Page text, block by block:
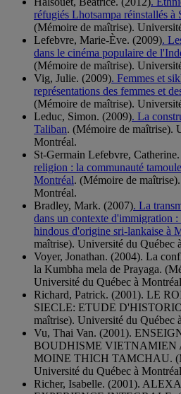
réfugiés Lhotsampa réinstallés à
(Mémoire de maîtrise).
Lefebvre, Marie-Ève. (2009).
dans le cinéma populaire de
(Mémoire de maîtrise).
Vig, Julie. (2009). Femmes et
représentations des femmes et
(Mémoire de maîtrise).
Leduc, Simon. (2009). La
Taliban. (Mémoire de maîtrise).
Montréal.
St-Germain Lefebvre,
religion : la communauté
Montréal. (Mémoire de
Montréal.
Bradley, Mark. (2007). La
dans un contexte d'immigration :
hindous d'origine sri-lankaise à
maîtrise). Université du Québec
Voyer, Jonathan. (2004). La
la Kumbha mela de Prayaga.
Université du Québec à
Richard, Patrick. (2001). LE
SIECLE: ETUDE
maîtrise). Université du Québec
Vu, Thai Van. (2001).
BOUDHISME VIETNAMIEN
MOINE THICH TAMCHAU.
Université du Québec à
Richer, Isabelle. (2001).